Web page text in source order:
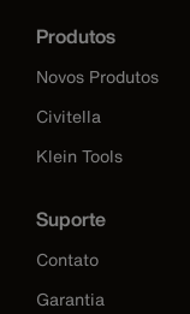
Produtos
Novos Produtos
Civitella
Klein Tools
Suporte
Contato
Garantia